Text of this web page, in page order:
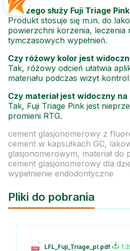
Do czego służy Fuji Triage
Produkt stosuje się m.in. do
powierzchni korzenia, leczenia
tymczasowych wypełnień.
Czy różowy kolor jest
Tak, różowy odcień ułatwia
materiału podczas wizyt
Czy materiał jest widoczny na
Tak, Fuji Triage Pink jest
promieni RTG.
cement glasjonomerowy z
cement w kapsułkach GC,
glasjonomerowym, materiał do
cement glasjonomerowy dla
wypełnienie endodontyczne
Pliki do pobrania
LFL_Fuji_Triage_pl.pdf